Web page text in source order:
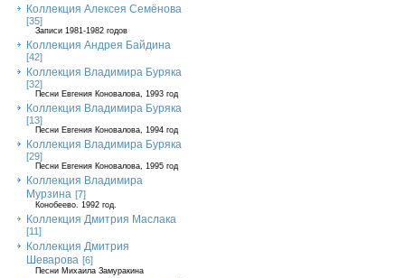
Коллекция Алексея Семёнова
[35]
Записи 1981-1982 годов
Коллекция Андрея Байдина
[42]
Коллекция Владимира Буряка
[32]
Песни Евгения Коновалова, 1993 год
Коллекция Владимира Буряка
[13]
Песни Евгения Коновалова, 1994 год
Коллекция Владимира Буряка
[29]
Песни Евгения Коновалова, 1995 год
Коллекция Владимира
Мурзина [7]
Конобеево. 1992 год.
Коллекция Дмитрия Маслака
[11]
Коллекция Дмитрия
Шеварова [6]
Песни Михаила Замуракина